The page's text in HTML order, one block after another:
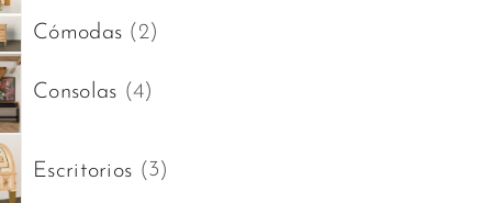
Cómodas
22
Consolas
4
productos
Escritorios 3